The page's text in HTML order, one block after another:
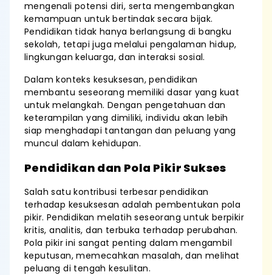
mengenali potensi diri, serta mengembangkan
kemampuan untuk bertindak secara bijak.
Pendidikan tidak hanya berlangsung di bangku
sekolah, tetapi juga melalui pengalaman hidup,
lingkungan keluarga, dan interaksi sosial.
Dalam konteks kesuksesan, pendidikan
membantu seseorang memiliki dasar yang kuat
untuk melangkah. Dengan pengetahuan dan
keterampilan yang dimiliki, individu akan lebih
siap menghadapi tantangan dan peluang yang
muncul dalam kehidupan.
Pendidikan dan Pola Pikir Sukses
Salah satu kontribusi terbesar pendidikan
terhadap kesuksesan adalah pembentukan pola
pikir. Pendidikan melatih seseorang untuk berpikir
kritis, analitis, dan terbuka terhadap perubahan.
Pola pikir ini sangat penting dalam mengambil
keputusan, memecahkan masalah, dan melihat
peluang di tengah kesulitan.